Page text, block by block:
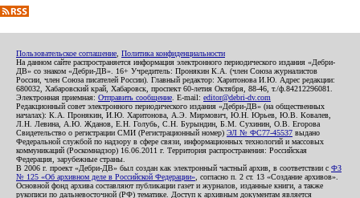
Пользовательское соглашение Политика конфиденциальности
На данном сайте распространяется информация электронного периодического издания «Дебри-
ДВ» со знаком «Дебри-ДВ». 16+ Учредитель: Пронякин К.А. (член Союза журналистов
России, член Союза писателей России). Главный редактор: Харитонова И.Ю. Адрес редакции:
680032, Хабаровский край, Хабаровск, проспект 60-летия Октября, 88-46, т./ф.84212296081.
Электронная приемная: Отправить сообщение . E-mail: editor@debri-dv.com
Редакционный совет электронного периодического издания «Дебри-ДВ» (на общественных
началах): К.А. Пронякин, И.Ю. Харитонова, А.Э. Мирмович, Ю.Н. Юрьев, Ю.В. Ковалев,
Л.Н. Левина, А.Ю. Жданов, Е.Н. Голубь, С.Н. Бурындин, Б.М. Сухинин, О.В. Егорова
Свидетельство о регистрации СМИ (Регистрационный номер) ЭЛ № ФС77-45537 выдано
Федеральной службой по надзору в сфере связи, информационных технологий и массовых
коммуникаций (Роскомнадзор) 16.06.2011 г. Территория распространения: Российская
Федерация, зарубежные страны.
В 2006 г. проект «Дебри-ДВ» был создан как электронный частный архив, в соответствии с ФЗ
№ 125 «Об архивном деле в Российской Федерации» , согласно п. 2 ст. 13 «Создание архивов».
Основной фонд архива составляют публикации газет и журналов, изданные книги, а также
рукописи по дальневосточной (РФ) тематике. Доступ к архивным документам является